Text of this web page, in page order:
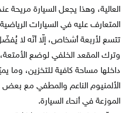
العالية، وهذا يجعل السيارة
المتعارف عليه في السيارات
تتسع لأربعة أشخاص، إلّا أنّه لا
وترك المقعد الخلفي لوضع الأمتعة،
داخلها مساحة كافية للتخزين، وما
الألمنيوم الناعم والمطفي مع
الموزعة في أنحاء السيارة.